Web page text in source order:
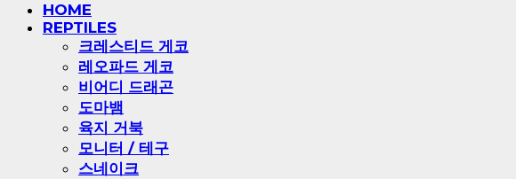
HOME
REPTILES
크레스티드 게코
레오파드 게코
비어디 드래곤
도마뱀
육지 거북
모니터 / 테구
스네이크